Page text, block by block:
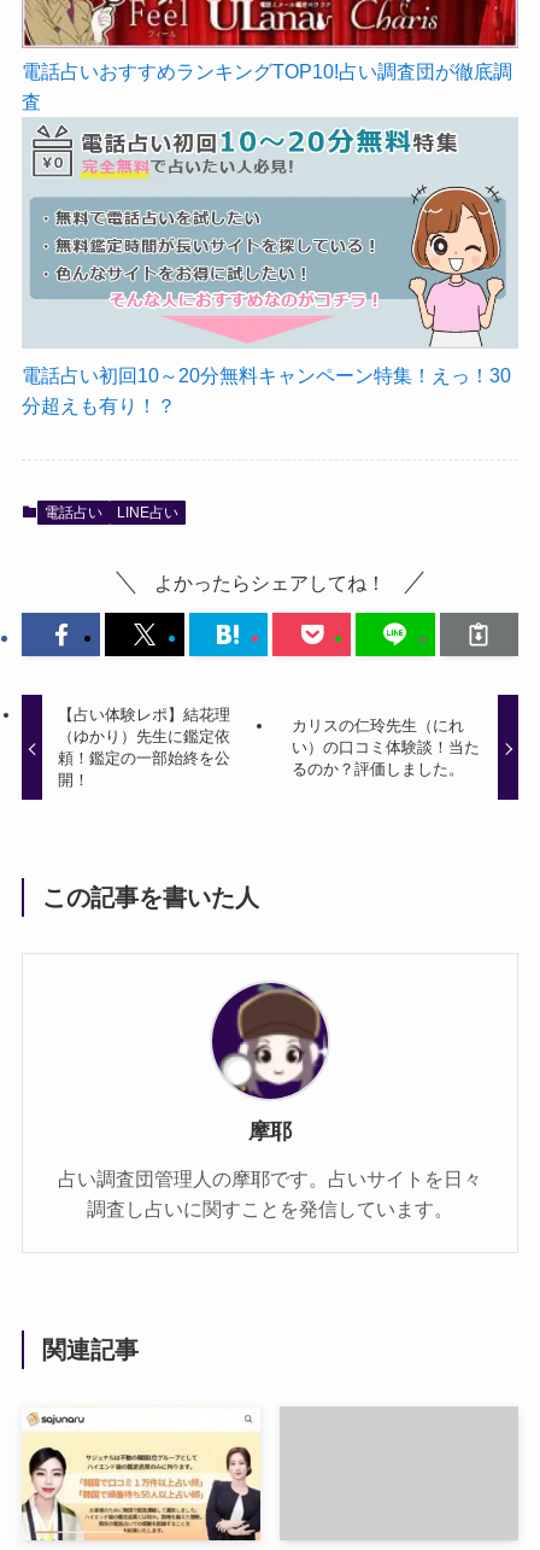
電話占いおすすめランキングTOP10!占い調査団が徹底調
査
電話占い初回10～20分無料キャンペーン特集！えっ！30
分超えも有り！？
電話占い LINE占い
よかったらシェアしてね！
【占い体験レポ】結花理
（ゆかり）先生に鑑定依
頼！鑑定の一部始終を公
開！
カリスの仁玲先生（にれ
い）の口コミ体験談！当た
るのか？評価しました。
この記事を書いた人
摩耶
占い調査団管理人の摩耶です。占いサイトを日々
調査し占いに関すことを発信しています。
関連記事